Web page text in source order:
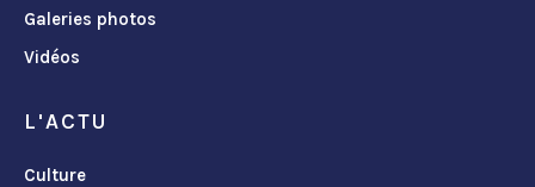
Galeries photos
Vidéos
L'ACTU
Culture